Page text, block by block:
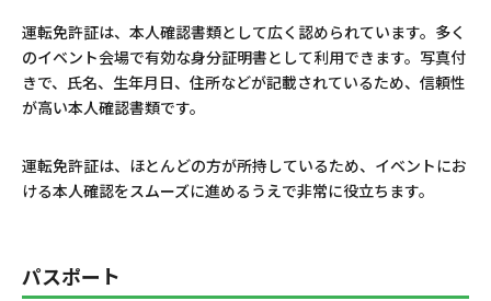
運転免許証は、本人確認書類として広く認められています。多く
のイベント会場で有効な身分証明書として利用できます。写真付
きで、氏名、生年月日、住所などが記載されているため、信頼性
が高い本人確認書類です。
運転免許証は、ほとんどの方が所持しているため、イベントにお
ける本人確認をスムーズに進めるうえで非常に役立ちます。
パスポート